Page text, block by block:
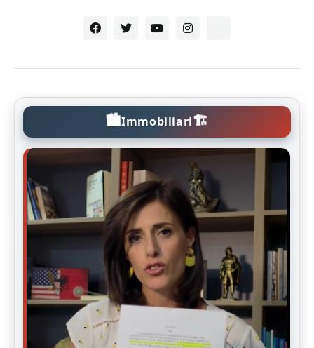
🏙️Immobiliari🏗️